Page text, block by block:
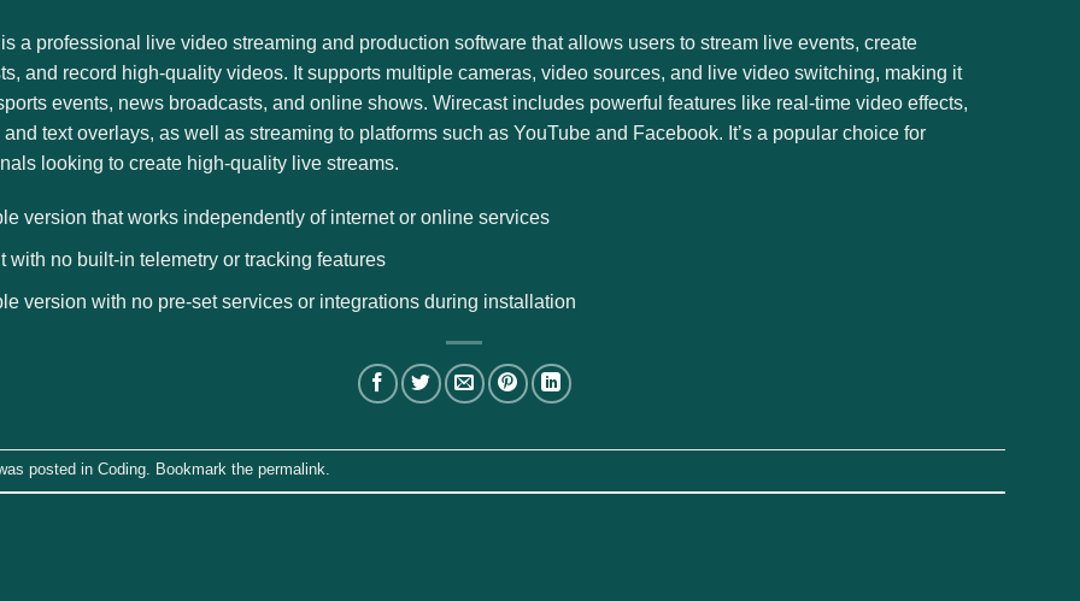
a professional live video streaming and production software that allows users to stream live events, create
and record high-quality videos. It supports multiple cameras, video sources, and live video switching, making it
events, news broadcasts, and online shows. Wirecast includes powerful features like real-time video effects,
text overlays, as well as streaming to platforms such as YouTube and Facebook. It’s a popular choice for
looking to create high-quality live streams.
version that works independently of internet or online services
with no built-in telemetry or tracking features
version with no pre-set services or integrations during installation
posted in Coding . Bookmark the permalink